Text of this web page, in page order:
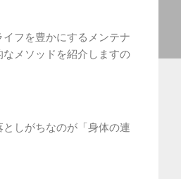
フを豊かにするメンテナ
メソッドを紹介しますの
しがちなのが「身体の連